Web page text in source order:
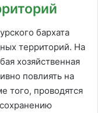
бархата
территорий. На
хозяйственная
повлиять на
того, проводятся